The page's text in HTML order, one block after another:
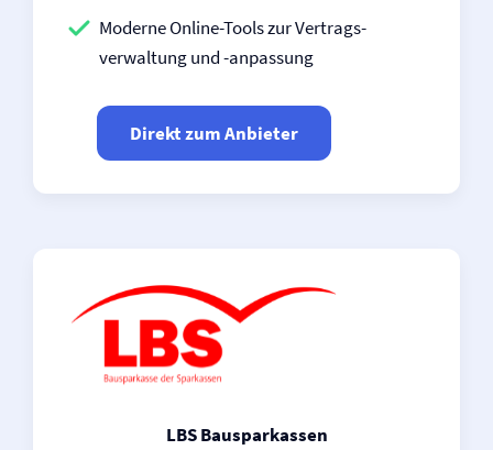
Moderne Online-Tools zur Vertrags­
verwaltung und -anpassung
Direkt zum Anbieter
LBS Bausparkassen